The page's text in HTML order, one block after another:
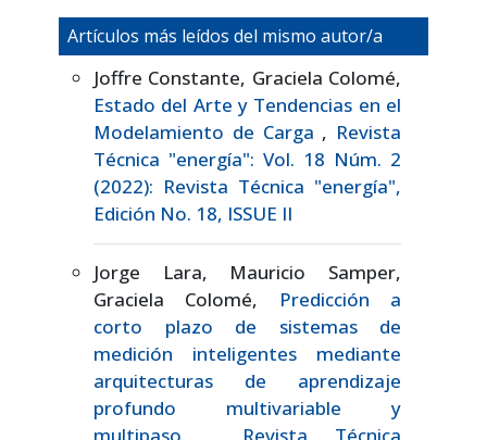
Artículos más leídos del mismo autor/a
Joffre Constante, Graciela Colomé,
Estado del Arte y Tendencias en el
Modelamiento de Carga , Revista
Técnica "energía": Vol. 18 Núm. 2
(2022): Revista Técnica "energía",
Edición No. 18, ISSUE II
Jorge Lara, Mauricio Samper,
Graciela Colomé,
Predicción a
corto plazo de sistemas de
medición inteligentes mediante
arquitecturas de aprendizaje
profundo multivariable y
multipaso
Revista Técnica